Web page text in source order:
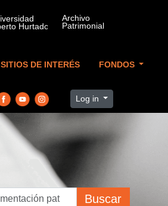
SITIOS DE INTERÉS FONDOS
Log in
Buscar